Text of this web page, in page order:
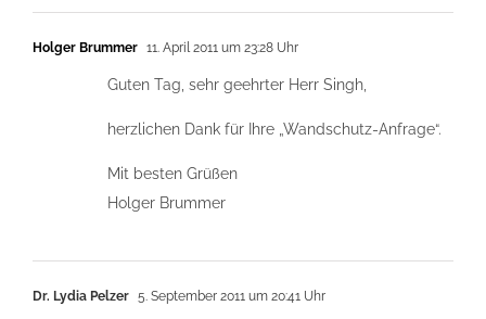
Holger Brummer 11. April 2011 um 23:28 Uhr
Guten Tag, sehr geehrter Herr Singh,
herzlichen Dank für Ihre „Wandschutz-Anfrage“.
Mit besten Grüßen
Holger Brummer
Dr. Lydia Pelzer 5. September 2011 um 20:41 Uhr